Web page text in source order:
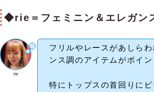
◆rie＝フェミニン＆エレガン
rie
フリルやレースがあしら
ンス調のアイテムがポイ
特にトップスの首回りに